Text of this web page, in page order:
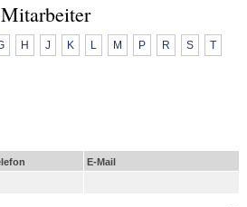
H J K L M P R S
T
E-Mail